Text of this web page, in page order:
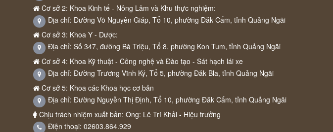
Cơ sở 2: Khoa Kinh tế - Nông Lâm và Khu thực nghiệm:
Địa chỉ: Đường Võ Nguyên Giáp, Tổ 10, phường Đăk Cấm, tỉnh Quảng Ngãi
Cơ sở 3: Khoa Y - Dược:
Địa chỉ: Số 347, đường Bà Triệu, Tổ 8, phường Kon Tum, tỉnh Quảng Ngãi
Cơ sở 4: Khoa Kỹ thuật - Công nghệ và Đào tạo - Sát hạch lái xe
Địa chỉ: Đường Trương Vĩnh Ký, Tổ 5, phường Đăk Bla, tỉnh Quảng Ngãi
Cơ sở 5: Khoa các Khoa học cơ bản
Địa chỉ: Đường Nguyễn Thị Định, Tổ 10, phường Đăk Cấm, tỉnh Quảng Ngãi
Chịu trách nhiệm xuất bản: Ông: Lê Trí Khải - Hiệu trưởng
Điện thoại: 02603.864.929